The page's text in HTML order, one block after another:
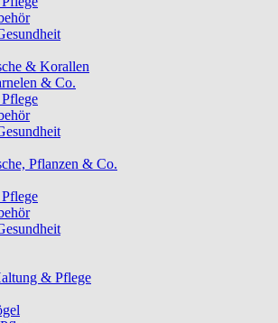
& Korallen
& Co.
Pflanzen & Co.
& Pflege